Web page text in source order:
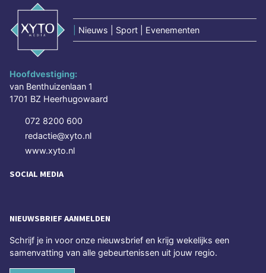
Nieuws | Sport | Evenementen
Hoofdvestiging:
van Benthuizenlaan 1
1701 BZ Heerhugowaard
072 8200 600
redactie@xyto.nl
www.xyto.nl
SOCIAL MEDIA
NIEUWSBRIEF AANMELDEN
Schrijf je in voor onze nieuwsbrief en krijg wekelijks een
samenvatting van alle gebeurtenissen uit jouw regio.